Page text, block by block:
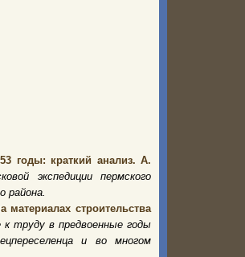
годы: краткий анализ. А.
экспедиции пермского
района.
строительства
к труду в предвоенные годы
и во многом